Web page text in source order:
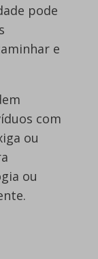
pode
e
com
ou
ou